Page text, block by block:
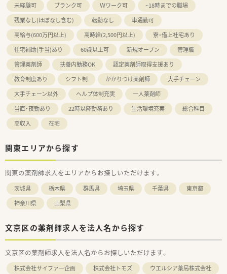
未経験可
ブランク可 Ｗワーク可
~18時までの職場
残業なし(ほぼなし含む)
転勤なし
車通勤可
高給与(600万円以上)
高時給(2,500円以上)
寮・借上社宅あり
住宅補助(手当)あり
60歳以上可 新規オープン
管理職
管理薬剤師
扶養内勤務OK
認定薬剤師取得支援あり
教育制度あり
シフト制 かかりつけ薬剤師
大手チェーン
大手チェーン以外
ヘルプ体制充実
一人薬剤師
当直・夜勤あり
22時以降勤務あり 生活環境充実
総合科目
高収入
在宅
関東エリアから探す
関東の薬剤師求人をエリアからお探しいただけます。
茨城県 栃木県 群馬県 埼玉県 千葉県
東京都
神奈川県
山梨県
文京区の薬剤師求人を法人名から探す
文京区の薬剤師求人を法人名からお探しいただけます。
株式会社サイファー企画 株式会社トモズ
ウエルシア薬局株式会社